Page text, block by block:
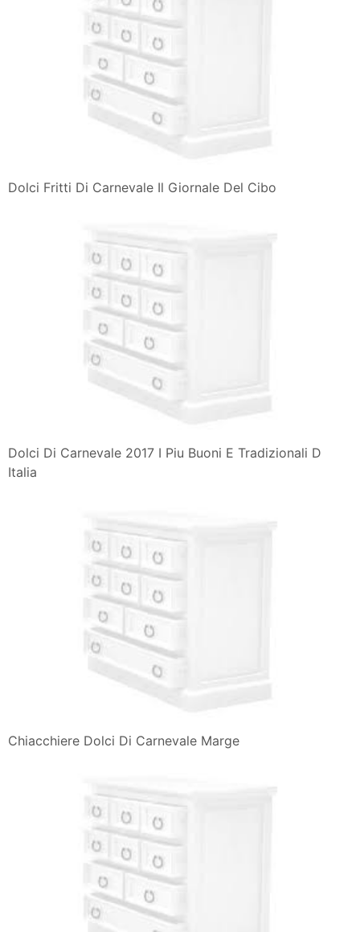
Dolci Fritti Di Carnevale Il Giornale Del Cibo
Dolci Di Carnevale 2017 I Piu Buoni E Tradizionali D
Italia
Chiacchiere Dolci Di Carnevale Marge